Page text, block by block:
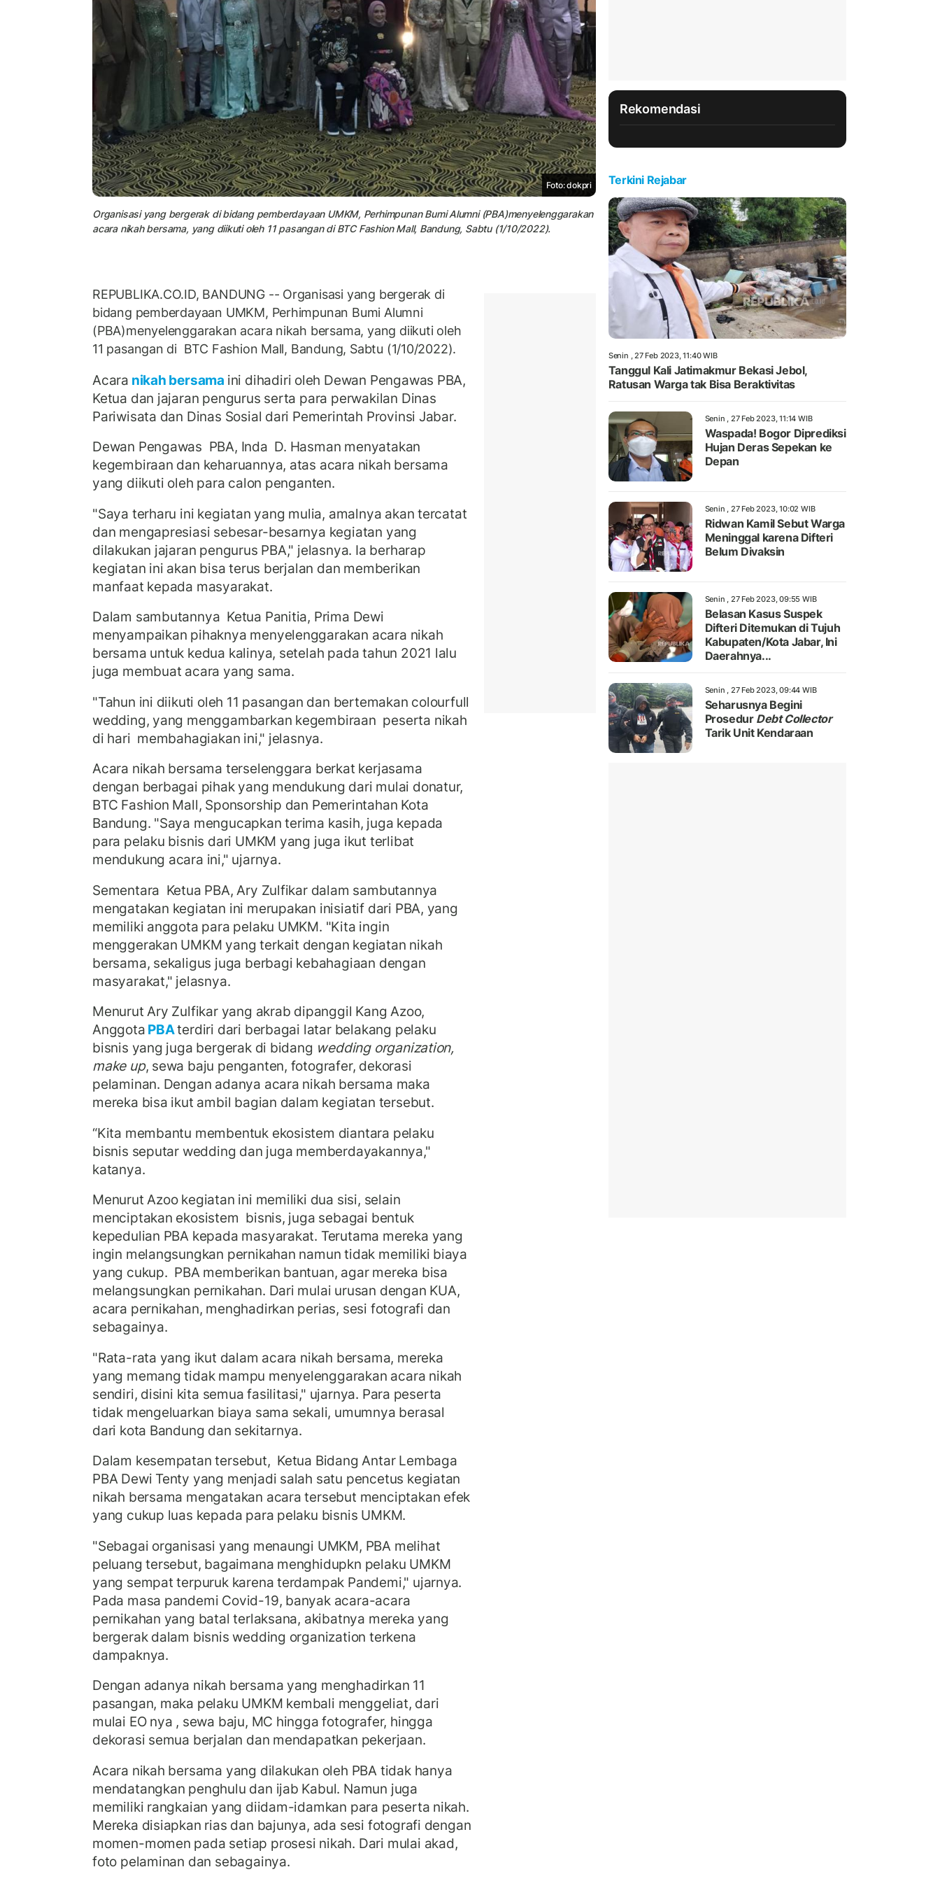
Foto: dokpri
Organisasi yang bergerak di bidang pemberdayaan UMKM, Perhimpunan Bumi Alumni (PBA)menyelenggarakan
acara nikah bersama, yang diikuti oleh 11 pasangan di BTC Fashion Mall, Bandung, Sabtu (1/10/2022).
REPUBLIKA.CO.ID, BANDUNG -- Organisasi yang bergerak di
bidang pemberdayaan UMKM, Perhimpunan Bumi Alumni
(PBA)menyelenggarakan acara nikah bersama, yang diikuti oleh
11 pasangan di BTC Fashion Mall, Bandung, Sabtu (1/10/2022).
Acara nikah bersama ini dihadiri oleh Dewan Pengawas PBA,
Ketua dan jajaran pengurus serta para perwakilan Dinas
Pariwisata dan Dinas Sosial dari Pemerintah Provinsi Jabar.
Dewan Pengawas PBA, Inda D. Hasman menyatakan
kegembiraan dan keharuannya, atas acara nikah bersama
yang diikuti oleh para calon penganten.
"Saya terharu ini kegiatan yang mulia, amalnya akan tercatat
dan mengapresiasi sebesar-besarnya kegiatan yang
dilakukan jajaran pengurus PBA," jelasnya. Ia berharap
kegiatan ini akan bisa terus berjalan dan memberikan
manfaat kepada masyarakat.
Dalam sambutannya Ketua Panitia, Prima Dewi
menyampaikan pihaknya menyelenggarakan acara nikah
bersama untuk kedua kalinya, setelah pada tahun 2021 lalu
juga membuat acara yang sama.
"Tahun ini diikuti oleh 11 pasangan dan bertemakan colourfull
wedding, yang menggambarkan kegembiraan peserta nikah
di hari membahagiakan ini," jelasnya.
Acara nikah bersama terselenggara berkat kerjasama
dengan berbagai pihak yang mendukung dari mulai donatur,
BTC Fashion Mall, Sponsorship dan Pemerintahan Kota
Bandung. "Saya mengucapkan terima kasih, juga kepada
para pelaku bisnis dari UMKM yang juga ikut terlibat
mendukung acara ini," ujarnya.
Sementara Ketua PBA, Ary Zulfikar dalam sambutannya
mengatakan kegiatan ini merupakan inisiatif dari PBA, yang
memiliki anggota para pelaku UMKM. "Kita ingin
menggerakan UMKM yang terkait dengan kegiatan nikah
bersama, sekaligus juga berbagi kebahagiaan dengan
masyarakat," jelasnya.
Menurut Ary Zulfikar yang akrab dipanggil Kang Azoo,
Anggota PBAterdiri dari berbagai latar belakang pelaku
bisnis yang juga bergerak di bidang wedding organization,
make up, sewa baju penganten, fotografer, dekorasi
pelaminan. Dengan adanya acara nikah bersama maka
mereka bisa ikut ambil bagian dalam kegiatan tersebut.
“Kita membantu membentuk ekosistem diantara pelaku
bisnis seputar wedding dan juga memberdayakannya,"
katanya.
Menurut Azoo kegiatan ini memiliki dua sisi, selain
menciptakan ekosistem bisnis, juga sebagai bentuk
kepedulian PBA kepada masyarakat. Terutama mereka yang
ingin melangsungkan pernikahan namun tidak memiliki biaya
yang cukup. PBA memberikan bantuan, agar mereka bisa
melangsungkan pernikahan. Dari mulai urusan dengan KUA,
acara pernikahan, menghadirkan perias, sesi fotografi dan
sebagainya.
"Rata-rata yang ikut dalam acara nikah bersama, mereka
yang memang tidak mampu menyelenggarakan acara nikah
sendiri, disini kita semua fasilitasi," ujarnya. Para peserta
tidak mengeluarkan biaya sama sekali, umumnya berasal
dari kota Bandung dan sekitarnya.
Dalam kesempatan tersebut, Ketua Bidang Antar Lembaga
PBA Dewi Tenty yang menjadi salah satu pencetus kegiatan
nikah bersama mengatakan acara tersebut menciptakan efek
yang cukup luas kepada para pelaku bisnis UMKM.
"Sebagai organisasi yang menaungi UMKM, PBA melihat
peluang tersebut, bagaimana menghidupkn pelaku UMKM
yang sempat terpuruk karena terdampak Pandemi," ujarnya.
Pada masa pandemi Covid-19, banyak acara-acara
pernikahan yang batal terlaksana, akibatnya mereka yang
bergerak dalam bisnis wedding organization terkena
dampaknya.
Dengan adanya nikah bersama yang menghadirkan 11
pasangan, maka pelaku UMKM kembali menggeliat, dari
mulai EO nya , sewa baju, MC hingga fotografer, hingga
dekorasi semua berjalan dan mendapatkan pekerjaan.
Acara nikah bersama yang dilakukan oleh PBA tidak hanya
mendatangkan penghulu dan ijab Kabul. Namun juga
memiliki rangkaian yang diidam-idamkan para peserta nikah.
Mereka disiapkan rias dan bajunya, ada sesi fotografi dengan
momen-momen pada setiap prosesi nikah. Dari mulai akad,
foto pelaminan dan sebagainya.
Rekomendasi
Terkini Rejabar
Senin , 27 Feb 2023, 11:40 WIB
Tanggul Kali Jatimakmur Bekasi Jebol,
Ratusan Warga tak Bisa Beraktivitas
Senin , 27 Feb 2023, 11:14 WIB
Waspada! Bogor Diprediksi
Hujan Deras Sepekan ke
Depan
Senin , 27 Feb 2023, 10:02 WIB
Ridwan Kamil Sebut Warga
Meninggal karena Difteri
Belum Divaksin
Senin , 27 Feb 2023, 09:55 WIB
Belasan Kasus Suspek
Difteri Ditemukan di Tujuh
Kabupaten/Kota Jabar, Ini
Daerahnya...
Senin , 27 Feb 2023, 09:44 WIB
Seharusnya Begini
Prosedur Debt Collector
Tarik Unit Kendaraan